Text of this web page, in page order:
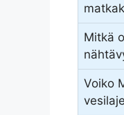
Mitkä
Voiko